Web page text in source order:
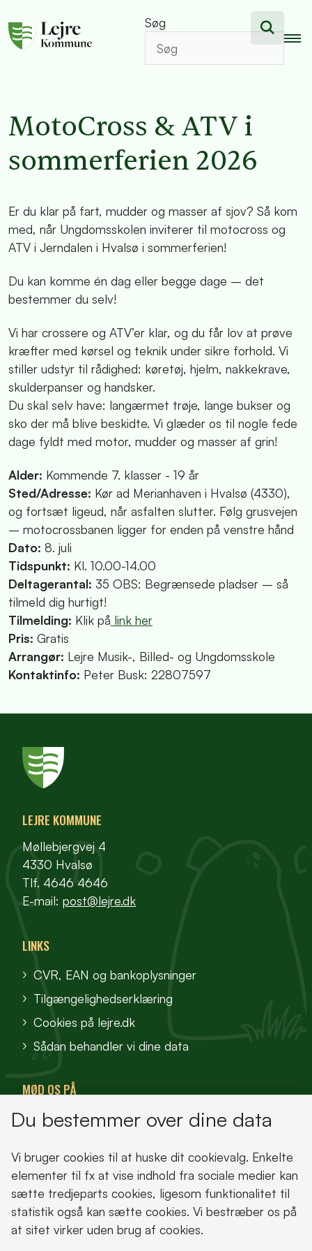
Søg
MotoCross & ATV i
sommerferien 2026
Er du klar på fart, mudder og masser af sjov? Så kom
med, når Ungdomsskolen inviterer til motocross og
ATV i Jerndalen i Hvalsø i sommerferien!
Du kan komme én dag eller begge dage – det
bestemmer du selv!
Vi har crossere og ATV’er klar, og du får lov at prøve
kræfter med kørsel og teknik under sikre forhold. Vi
stiller udstyr til rådighed: køretøj, hjelm, nakkekrave,
skulderpanser og handsker.
Du skal selv have: langærmet trøje, lange bukser og
sko der må blive beskidte. Vi glæder os til nogle fede
dage fyldt med motor, mudder og masser af grin!
Alder: Kommende 7. klasser - 19 år
Sted/Adresse: Kør ad Merianhaven i Hvalsø (4330),
og fortsæt ligeud, når asfalten slutter. Følg grusvejen
– motocrossbanen ligger for enden på venstre hånd
Dato: 8. juli
Tidspunkt: Kl. 10.00-14.00
Deltagerantal: 35 OBS: Begrænsede pladser – så
tilmeld dig hurtigt!
Tilmelding: Klik på link her
Pris: Gratis
Arrangør: Lejre Musik-, Billed- og Ungdomsskole
Kontaktinfo: Peter Busk: 22807597
LEJRE KOMMUNE
Møllebjergvej 4
4330 Hvalsø
Tlf. 4646 4646
E-mail: post@lejre.dk
LINKS
CVR, EAN og bankoplysninger
Tilgængelighedserklæring
Cookies på lejre.dk
Sådan behandler vi dine data
MØD OS PÅ
VisitFjordlandet
Oplev Lejre
Du bestemmer over dine data
Vi bruger cookies til at huske dit cookievalg. Enkelte
elementer til fx at vise indhold fra sociale medier kan
sætte tredjeparts cookies, ligesom funktionalitet til
statistik også kan sætte cookies. Vi bestræber os på
at sitet virker uden brug af cookies.